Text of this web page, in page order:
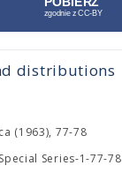
distributions
(1963), 77-78
Series-1-77-78